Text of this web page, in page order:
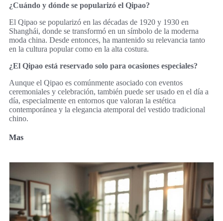
¿Cuándo y dónde se popularizó el Qipao?
El Qipao se popularizó en las décadas de 1920 y 1930 en
Shanghái, donde se transformó en un símbolo de la moderna
moda china. Desde entonces, ha mantenido su relevancia tanto
en la cultura popular como en la alta costura.
¿El Qipao está reservado solo para ocasiones especiales?
Aunque el Qipao es comúnmente asociado con eventos
ceremoniales y celebración, también puede ser usado en el día a
día, especialmente en entornos que valoran la estética
contemporánea y la elegancia atemporal del vestido tradicional
chino.
Mas